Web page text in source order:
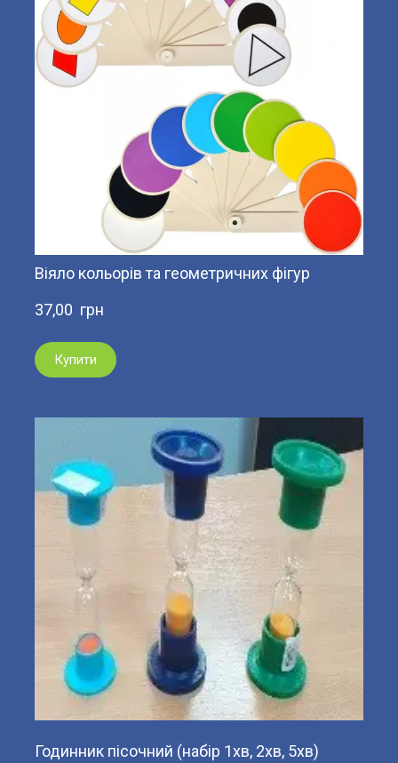
Віяло кольорів та геометричних фігур
37,00  грн
Купити
Годинник пісочний (набір 1хв, 2хв, 5хв)